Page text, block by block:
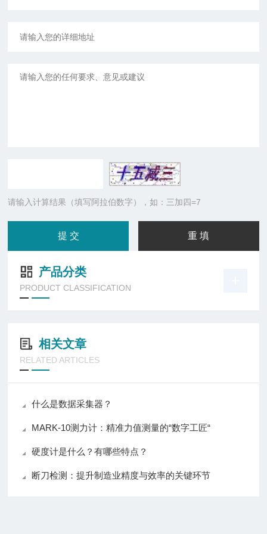
请输入计算结果（填写阿拉伯数字），如：三加四=7
产品分类
PRODUCT CLASSIFICATION
相关文章
RELATED ARTICLES
什么是数据采集器？
MARK-10测力计：精准力值测量的“数字工匠“
硬度计是什么？有哪些特点？
断刀检测：提升制造业精度与效率的关键环节